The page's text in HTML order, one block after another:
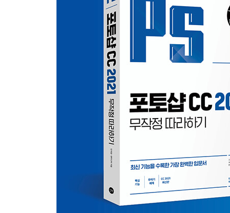
4 어떤 도구로 선택 영역을 만들까? 선택 도구의 기
5 구도를 결정짓는 이미지 자르기! 자르기 도구
6 정보 표시의 가장 명확한 방법! 문자 입력하기
7 해상도가 우선! 인쇄용 포토샵 작업
8 파일 용량 대비 품질을 조정한다! 화면 출력용 포
9 잘 선택한 색상이 디자인을 좌우한다! Color
10 지속해서 작업할 것인가? 효과적인 레이어 사용
11 디자인 소스 & 글꼴 어디서 구할까?
PART 1. 포토샵 CC 2021 시작하기
01 | 포토샵은 어떻게 생겼을까? → 작업 화면
1 포토샵 시작 화면 살펴보기
3 여러 대의 컴퓨터에서 포토샵 사용하기
4 작업 화면 밝게 조정하기